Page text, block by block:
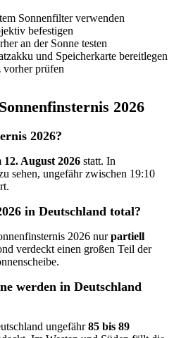
Sonnenfilter verwenden
befestigen
an der Sonne testen
und Speicherkarte bereitlegen
prüfen
2026
2026?
12. August 2026 statt. In
sehen, ungefähr zwischen 19:10
in Deutschland total?
2026 nurpartiell
verdeckt einen großen Teil der
werden in Deutschland
ungefähr85 bis 89